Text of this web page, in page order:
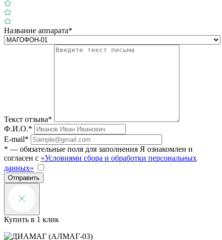
Название аппарата*
Текст отзыва*
Ф.И.О.*
E-mail*
* — обязательные поля для заполнения Я ознакомлен и
согласен с «Условиями сбора и обработки персональных
данных»
Отправить
Купить в 1 клик